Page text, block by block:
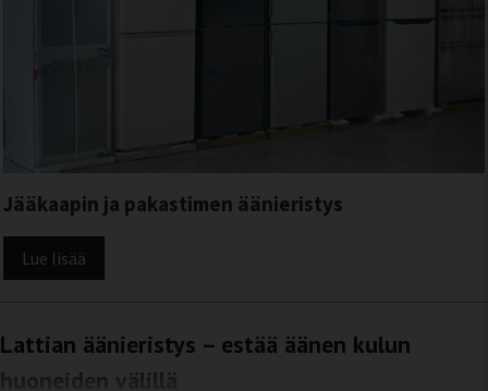
Jääkaapin ja pakastimen äänieristys
Lue lisää
Lattian äänieristys – estää äänen kulun
huoneiden välillä